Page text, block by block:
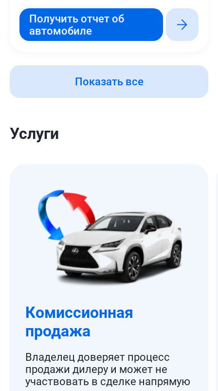
Получить отчет об
автомобиле
Показать все
Услуги
Комиссионная
продажа
Владелец доверяет процесс
продажи дилеру и может не
участвовать в сделке напрямую